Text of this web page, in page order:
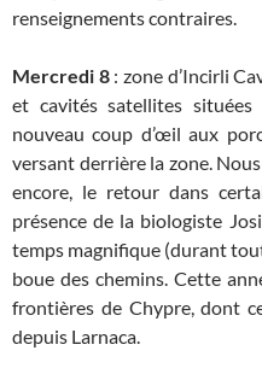
renseignements contraires.
Mercredi 8: zone d’Incirli
et cavités satellites situées
nouveau coup d’œil aux
versant derrière la zone.
encore, le retour dans
présence de la biologiste
temps magnifique (durant
boue des chemins. Cette
frontières de Chypre, dont
depuis Larnaca.